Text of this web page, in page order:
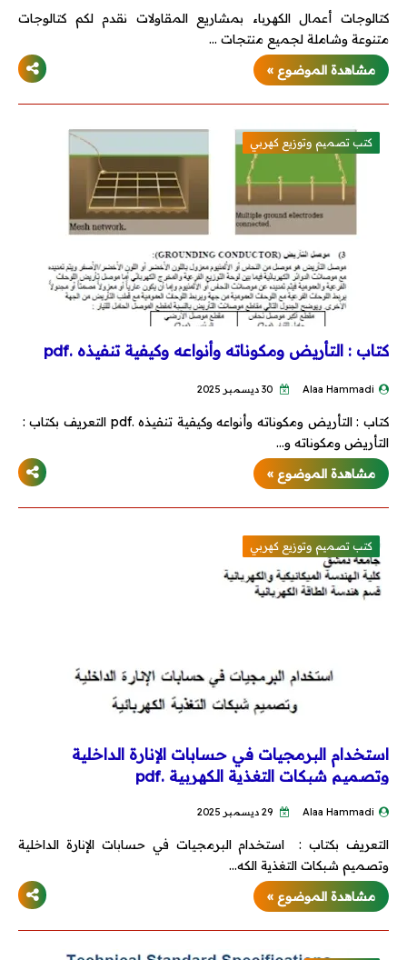
كتالوجات أعمال الكهرباء بمشاريع المقاولات نقدم لكم كتالوجات
متنوعة وشاملة لجميع منتجات …
مشاهدة الموضوع »
كتب تصميم وتوزيع كهربي
كتاب : التأريض ومكوناته وأنواعه وكيفية تنفيذه .pdf
Alaa Hammadi
كتاب : التأريض ومكوناته وأنواعه وكيفية تنفيذه .pdf التعريف بكتاب :
التأريض ومكوناته و…
مشاهدة الموضوع »
كتب تصميم وتوزيع كهربي
استخدام البرمجيات في حسابات الإنارة الداخلية
وتصميم شبكات التغذية الكهربية .pdf
Alaa Hammadi
التعريف بكتاب : استخدام البرمجيات في حسابات الإنارة الداخلية
وتصميم شبكات التغذية الكه…
مشاهدة الموضوع »